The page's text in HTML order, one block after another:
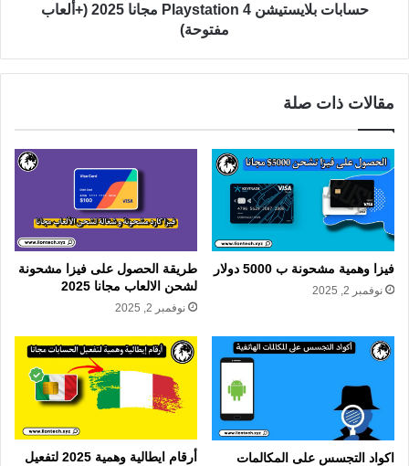
حسابات بلايستيشن 4 Playstation مجانا 2025 (+ألعاب
مفتوحة)
مقالات ذات صلة
فيزا وهمية مشحونة ب 5000 دولار
نوفمبر 2, 2025
طريقة الحصول على فيزا مشحونة
لشحن الالعاب مجانا 2025
نوفمبر 2, 2025
اكواد التجسس على المكالمات
أرقام ايطالية وهمية 2025 لتفعيل